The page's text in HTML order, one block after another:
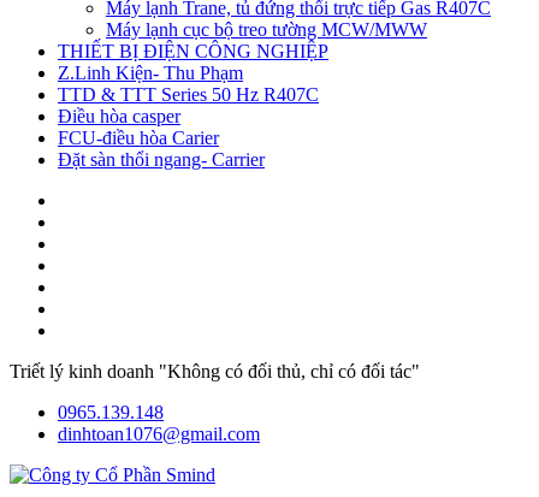
Máy lạnh Trane, tủ đứng thổi trực tiếp Gas R407C
Máy lạnh cục bộ treo tường MCW/MWW
THIẾT BỊ ĐIỆN CÔNG NGHIỆP
Z.Linh Kiện- Thu Phạm
TTD & TTT Series 50 Hz R407C
Điều hòa casper
FCU-điều hòa Carier
Đặt sàn thổi ngang- Carrier
Triết lý kinh doanh "Không có đối thủ, chỉ có đối tác"
0965.139.148
dinhtoan1076@gmail.com